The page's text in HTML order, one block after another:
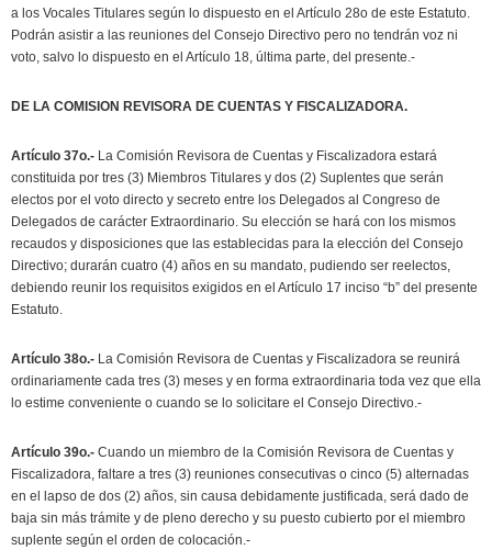
a los Vocales Titulares según lo dispuesto en el Artículo 28o de este Estatuto.
Podrán asistir a las reuniones del Consejo Directivo pero no tendrán voz ni
voto, salvo lo dispuesto en el Artículo 18, última parte, del presente.-
DE LA COMISION REVISORA DE CUENTAS Y FISCALIZADORA.
Artículo 37o.- La Comisión Revisora de Cuentas y Fiscalizadora estará
constituida por tres (3) Miembros Titulares y dos (2) Suplentes que serán
electos por el voto directo y secreto entre los Delegados al Congreso de
Delegados de carácter Extraordinario. Su elección se hará con los mismos
recaudos y disposiciones que las establecidas para la elección del Consejo
Directivo; durarán cuatro (4) años en su mandato, pudiendo ser reelectos,
debiendo reunir los requisitos exigidos en el Artículo 17 inciso “b” del presente
Estatuto.
Artículo 38o.- La Comisión Revisora de Cuentas y Fiscalizadora se reunirá
ordinariamente cada tres (3) meses y en forma extraordinaria toda vez que ella
lo estime conveniente o cuando se lo solicitare el Consejo Directivo.-
Artículo 39o.- Cuando un miembro de la Comisión Revisora de Cuentas y
Fiscalizadora, faltare a tres (3) reuniones consecutivas o cinco (5) alternadas
en el lapso de dos (2) años, sin causa debidamente justificada, será dado de
baja sin más trámite y de pleno derecho y su puesto cubierto por el miembro
suplente según el orden de colocación.-